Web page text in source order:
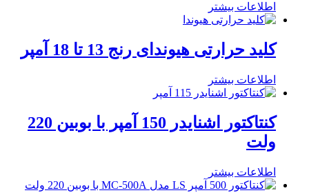
اطلاعات بیشتر
کلید حرارتی هیوندای رنج 13 تا 18 آمپر
اطلاعات بیشتر
کنتاکتور اشنایدر 150 آمپر با بوبین 220
ولت
اطلاعات بیشتر